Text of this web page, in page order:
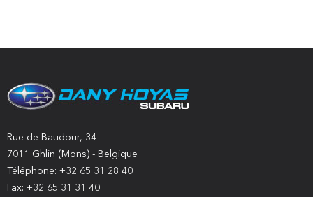
Rue de Baudour, 34
7011 Ghlin (Mons) - Belgique
Téléphone: +32 65 31 28 40
Fax: +32 65 31 31 40